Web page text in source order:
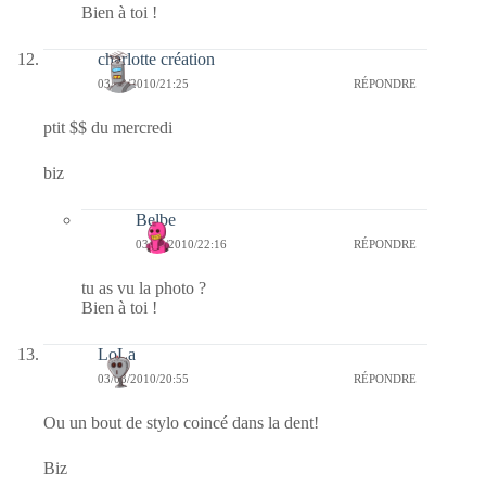
Bien à toi !
charlotte création
03/03/2010/21:25 RÉPONDRE
ptit $$ du mercredi
biz
Belbe
03/03/2010/22:16 RÉPONDRE
tu as vu la photo ?
Bien à toi !
LoLa
03/03/2010/20:55 RÉPONDRE
Ou un bout de stylo coincé dans la dent!
Biz